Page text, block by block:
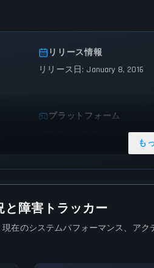
リリース情報
リリース日: January 8, 2016
プラットフォーム
も
障害トラッカー
在のシステムパフォーマンス、